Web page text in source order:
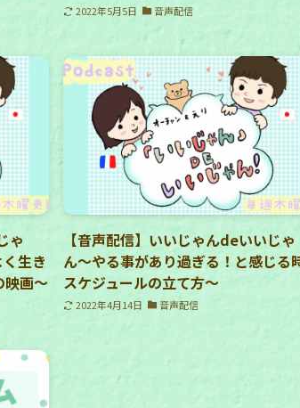
2022年5月5日 音声配信
ゃ
生き
映画〜
【音声配信】いいじゃんdeいいじゃ
ん〜やる事があり過ぎる！と感じる
スケジュールの立て方〜
2022年4月14日 音声配信